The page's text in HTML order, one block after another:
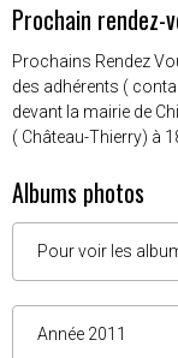
Prochain rendez-
Prochains Rendez
des adhérents (
devant la mairie de
( Château-Thierry) à
Albums photos
Pour voir les
Année 2011